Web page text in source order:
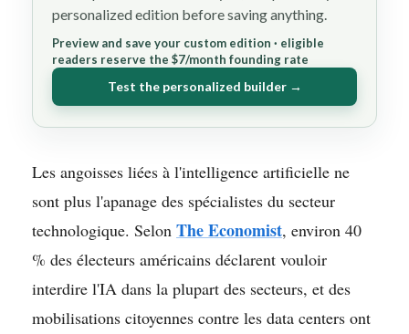
personalized edition before saving anything.
Preview and save your custom edition · eligible
readers reserve the $7/month founding rate
Test the personalized builder →
Les angoisses liées à l'intelligence artificielle ne
sont plus l'apanage des spécialistes du secteur
technologique. Selon The Economist, environ 40
% des électeurs américains déclarent vouloir
interdire l'IA dans la plupart des secteurs, et des
mobilisations citoyennes contre les data centers ont